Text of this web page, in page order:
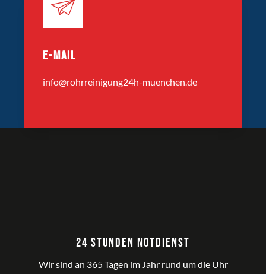
E-MAIL
info@rohrreinigung24h-muenchen.de
24 Stunden Notdienst
Wir sind an 365 Tagen im Jahr rund um die Uhr